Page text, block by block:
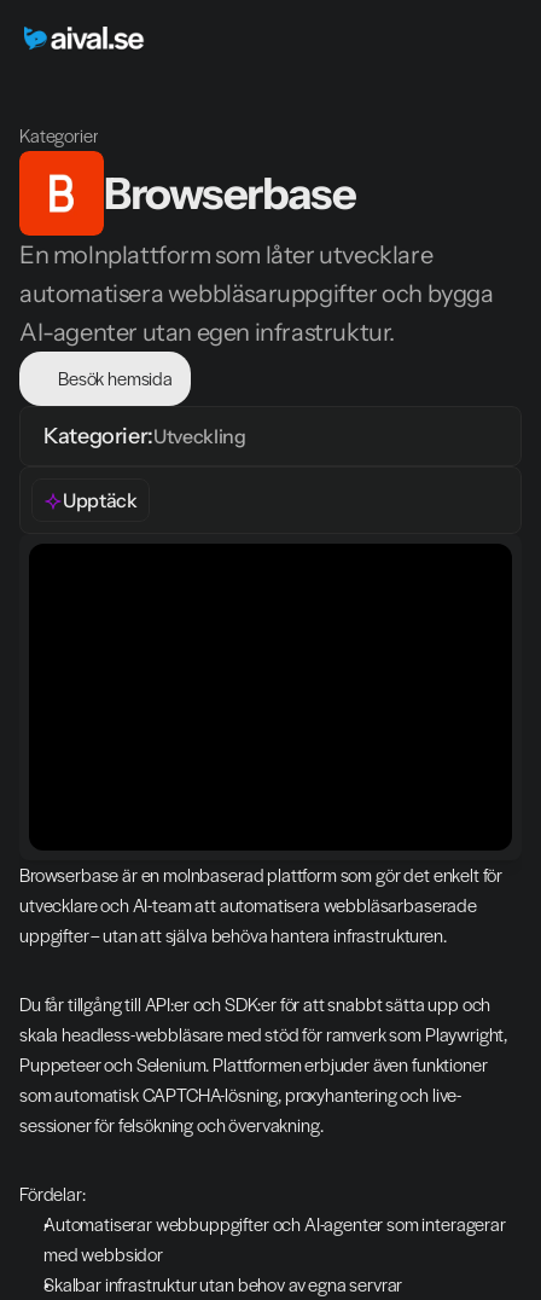
Kategorier
Browserbase
En molnplattform som låter utvecklare
automatisera webbläsaruppgifter och bygga
AI-agenter utan egen infrastruktur.
Besök hemsida
Kategorier:Utveckling
Upptäck
Browserbase är en molnbaserad plattform som gör det enkelt för
utvecklare och AI-team att automatisera webbläsarbaserade
uppgifter – utan att själva behöva hantera infrastrukturen.
Du får tillgång till API:er och SDK:er för att snabbt sätta upp och
skala headless-webbläsare med stöd för ramverk som Playwright,
Puppeteer och Selenium. Plattformen erbjuder även funktioner
som automatisk CAPTCHA-lösning, proxyhantering och live-
sessioner för felsökning och övervakning.
Fördelar:
Automatiserar webbuppgifter och AI-agenter som interagerar
med webbsidor
Skalbar infrastruktur utan behov av egna servrar